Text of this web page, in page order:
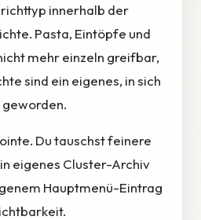
innerhalb der
Pasta, Eintöpfe und
mehr einzeln greifbar,
sind ein eigenes, in sich
Du tauschst feinere
eigenes Cluster-Archiv
Hauptmenü-Eintrag